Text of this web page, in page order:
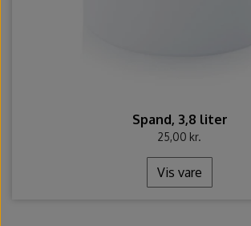
Spand, 3,8 liter
25,00 kr.
Vis vare